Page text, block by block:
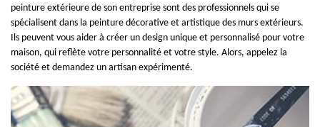
peinture extérieure de son entreprise sont des professionnels qui se
spécialisent dans la peinture décorative et artistique des murs extérieurs.
Ils peuvent vous aider à créer un design unique et personnalisé pour votre
maison, qui reflète votre personnalité et votre style. Alors, appelez la
société et demandez un artisan expérimenté.